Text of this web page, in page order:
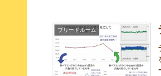
ブリードルーム